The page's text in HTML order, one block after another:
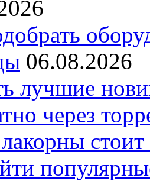
06.08.2026
лучшие
через
стоит